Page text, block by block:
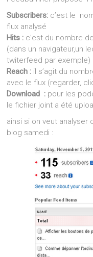
Subscribers: c’est le
flux analysé
Hits : c’est du nombre
(dans un navigateur,un
twiterfeed par exemple)
Reach : il s’agit du
avec le flux (regarder,
Download : pour les
le fichier joint a été
ainsi si on veut analyser
blog samedi :